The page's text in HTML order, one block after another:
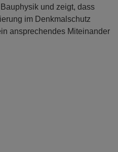
und zeigt, dass
im Denkmalschutz
ansprechendes Miteinander